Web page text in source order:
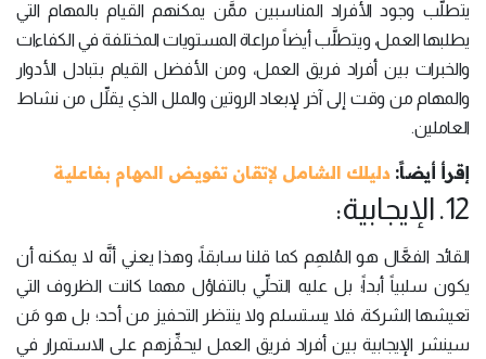
يتطلَّب وجود الأفراد المناسبين ممَّن يمكنهم القيام بالمهام التي
يطلبها العمل، ويتطلَّب أيضاً مراعاة المستويات المختلفة في الكفاءات
والخبرات بين أفراد فريق العمل، ومن الأفضل القيام بتبادل الأدوار
والمهام من وقت إلى آخر لإبعاد الروتين والملل الذي يقلِّل من نشاط
العاملين.
إقرأ أيضاً:دليلك الشامل لإتقان تفويض المهام بفاعلية
12. الإيجابية:
القائد الفعَّال هو المُلهِم كما قلنا سابقاً، وهذا يعني أنَّه لا يمكنه أن
يكون سلبياً أبداً؛ بل عليه التحلِّي بالتفاؤل مهما كانت الظروف التي
تعيشها الشركة، فلا يستسلم ولا ينتظر التحفيز من أحد؛ بل هو مَن
سينشر الإيجابية بين أفراد فريق العمل ليحفِّزهم على الاستمرار في